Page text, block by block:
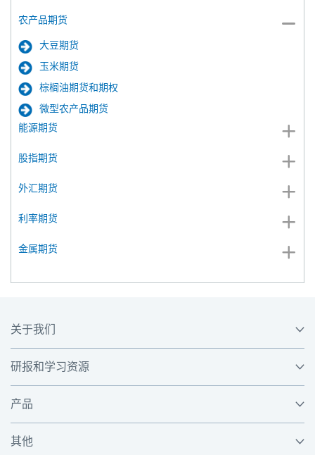
农产品期货
大豆期货
玉米期货
棕榈油期货和期权
微型农产品期货
能源期货
股指期货
外汇期货
利率期货
金属期货
关于我们
研报和学习资源
产品
其他